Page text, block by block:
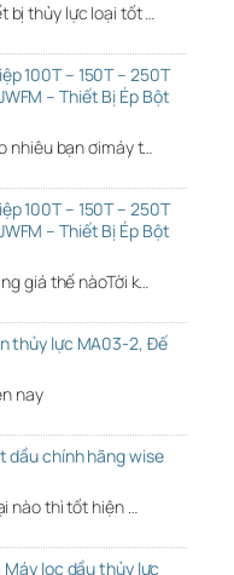
bị thủy lực loại tốt …
100T – 150T – 250T
– Thiết Bị Ép Bột
nhiêu bạn ơimáy t…
100T – 150T – 250T
– Thiết Bị Ép Bột
giá thế nàoTời k…
thủy lực MA03-2, Đế
nay
dầu chính hãng wise
nào thì tốt hiện …
Máy lọc dầu thủy lực